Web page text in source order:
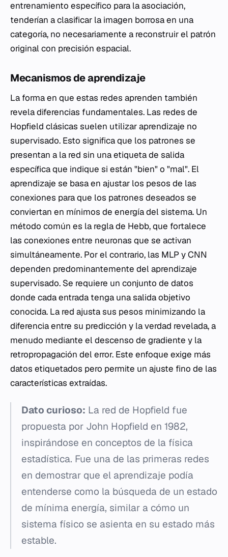
entrenamiento específico para la asociación,
tenderían a clasificar la imagen borrosa en una
categoría, no necesariamente a reconstruir el patrón
original con precisión espacial.
Mecanismos de aprendizaje
La forma en que estas redes aprenden también
revela diferencias fundamentales. Las redes de
Hopfield clásicas suelen utilizar aprendizaje no
supervisado. Esto significa que los patrones se
presentan a la red sin una etiqueta de salida
específica que indique si están "bien" o "mal". El
aprendizaje se basa en ajustar los pesos de las
conexiones para que los patrones deseados se
conviertan en mínimos de energía del sistema. Un
método común es la regla de Hebb, que fortalece
las conexiones entre neuronas que se activan
simultáneamente. Por el contrario, las MLP y CNN
dependen predominantemente del aprendizaje
supervisado. Se requiere un conjunto de datos
donde cada entrada tenga una salida objetivo
conocida. La red ajusta sus pesos minimizando la
diferencia entre su predicción y la verdad revelada, a
menudo mediante el descenso de gradiente y la
retropropagación del error. Este enfoque exige más
datos etiquetados pero permite un ajuste fino de las
características extraídas.
Dato curioso: La red de Hopfield fue
propuesta por John Hopfield en 1982,
inspirándose en conceptos de la física
estadística. Fue una de las primeras redes
en demostrar que el aprendizaje podía
entenderse como la búsqueda de un estado
de mínima energía, similar a cómo un
sistema físico se asienta en su estado más
estable.